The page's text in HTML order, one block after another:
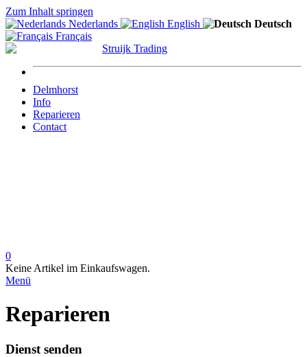
Zum Inhalt springen
Nederlands
English
Deutsch
Français
Delmhorst
Info
Reparieren
Contact
0
Keine Artikel im Einkaufswagen.
Menü
Reparieren
Dienst senden